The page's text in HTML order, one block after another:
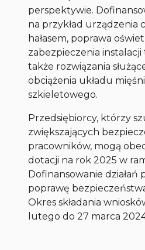
perspektywie.
na przykład urządzenia
hałasem, poprawa
zabezpieczenia
także rozwiązania
obciążenia układu
szkieletowego.
Przedsiębiorcy, którzy
zwiększających
pracowników, mogą
dotacji na rok 2025 w
Dofinansowanie działań
poprawę
Okres składania
lutego do 27 marca